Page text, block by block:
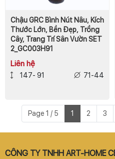
Chậu GRC Bình Nút Nâu, Kích
Thước Lớn, Bền Đẹp, Trồng
Cây, Trang Trí Sân Vườn SET
2_GC003H91
Liên hệ
147- 91 71-44
Page 1 / 5 1 2 3
CÔNG TY TNHH ART-HOME